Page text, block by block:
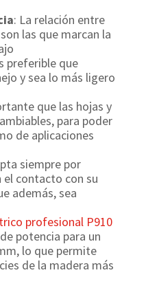
: La relación entre
las que marcan la
preferible que
y sea lo más ligero
que las hojas y
para poder
de aplicaciones
siempre por
contacto con su
además, sea
profesional P910
de potencia para un
lo que permite
de la madera más